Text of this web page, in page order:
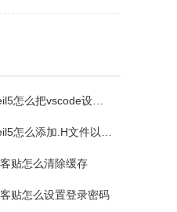
通过软件可以建设网站，顶级域名2级域名全都一键生成。
怎么把vscode设置外部编辑器
么添加.H文件以及Keil5添加.H文件的方法
贴怎么清除缓存
贴怎么设置登录密码